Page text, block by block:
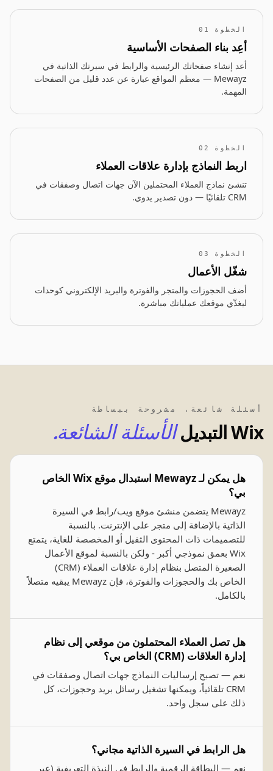
الخطوة 01
أعِد بناء الصفحات الأساسية
أعد إنشاء صفحاتك الرئيسية والرابط في سيرتك الذاتية في
Mewayz — معظم المواقع عبارة عن عدد قليل من الصفحات
المهمة.
الخطوة 02
اربط النماذج بإدارة علاقات العملاء
تنشئ نماذج العملاء المحتملين الآن جهات اتصال وصفقات في
CRM تلقائيًا — دون تصدير يدوي.
الخطوة 03
شغّل الأعمال
أضف الحجوزات والمتجر والفوترة والبريد الإلكتروني كوحدات
ليغذّي موقعك عملياتك مباشرة.
أسئلة شائعة، مشروحة ببساطة
Wix التبديل الأسئلة الشائعة.
هل يمكن لـ Mewayz استبدال موقع Wix الخاص
بي؟
Mewayz يتضمن منشئ موقع ويب/رابط في السيرة
الذاتية بالإضافة إلى متجر على الإنترنت. بالنسبة
للتصميمات ذات المحتوى الثقيل أو المخصصة للغاية، يتمتع
Wix بعمق نموذجي أكبر - ولكن بالنسبة لموقع الأعمال
الصغيرة المتصل بنظام إدارة علاقات العملاء (CRM)
الخاص بك والحجوزات والفوترة، فإن Mewayz يبقيه متصلاً
بالكامل.
هل تصل العملاء المحتملون من موقعي إلى نظام
إدارة العلاقات (CRM) الخاص بي؟
نعم — تصبح إرساليات النماذج جهات اتصال وصفقات في
CRM تلقائياً، ويمكنها تشغيل رسائل بريد وحجوزات، كل
ذلك على سجل واحد.
هل الرابط في السيرة الذاتية مجاني؟
نعم — البطاقة الرقمية والرابط في النبذة التعريفية (عبر